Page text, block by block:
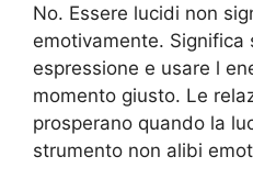
No. Essere lucidi non
emotivamente. Significa
espressione e usare l
momento giusto. Le
prosperano quando la
strumento non alibi